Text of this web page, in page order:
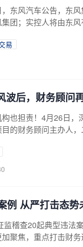
东风汽车公告，东
团；实控人将由东
易
波后，财务顾问
也担责！4月26日
的财务顾问主办人
例 从严打击态势
稽查20起典型违法
聚焦，重点打击财